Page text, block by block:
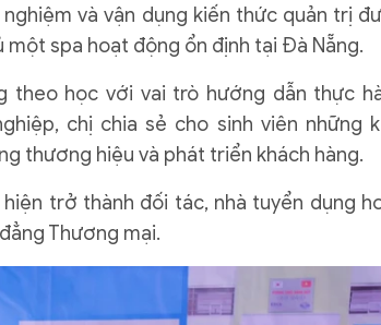
và vận dụng kiến thức quản trị
một spa hoạt động ổn định tại Đà Nẵng.
học với vai trò hướng dẫn thực
chị chia sẻ cho sinh viên những
thương hiệu và phát triển khách hàng.
trở thành đối tác, nhà tuyển dụng
Thương mại.